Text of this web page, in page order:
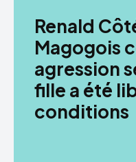
Renald
Magogois
agression
fille a été
conditions